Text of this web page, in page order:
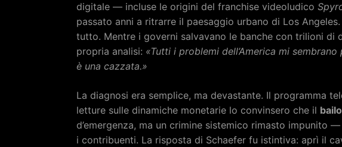
digitale — incluse le origini del franchise videoludico
passato anni a ritrarre il paesaggio urbano di Los
tutto. Mentre i governi salvavano le banche con trilioni
propria analisi: «Tutti i problemi dell’America mi
è una cazzata.»
La diagnosi era semplice, ma devastante. Il programma
letture sulle dinamiche monetarie lo convinsero che il
d’emergenza, ma un crimine sistemico rimasto impunito
i contribuenti. La risposta di Schaefer fu istintiva: aprì il